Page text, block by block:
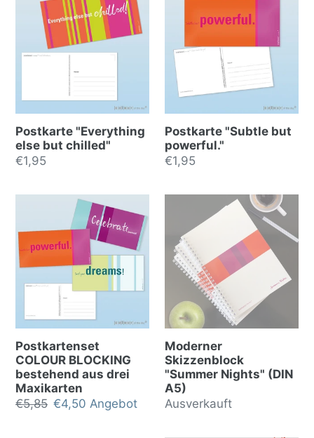
Postkarte "Everything
else but chilled"
Normalpreis
€1,95
Postkarte "Subtle but
powerful."
Normalpreis
€1,95
Postkartenset
COLOUR BLOCKING
bestehend aus drei
Maxikarten
Normalpreis
€5,85 Sonderpreis
€4,50 Angebot
Moderner
Skizzenblock
"Summer Nights" (DIN
A5)
Normalpreis
Ausverkauft